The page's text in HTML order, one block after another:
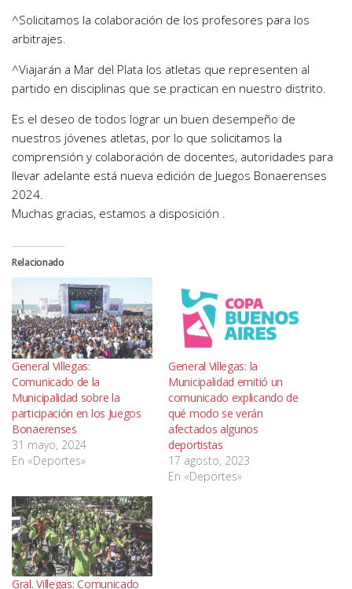
^Solicitamos la colaboración de los profesores para los
arbitrajes.
^Viajarán a Mar del Plata los atletas que representen al
partido en disciplinas que se practican en nuestro distrito.
Es el deseo de todos lograr un buen desempeño de
nuestros jóvenes atletas, por lo que solicitamos la
comprensión y colaboración de docentes, autoridades para
llevar adelante está nueva edición de Juegos Bonaerenses
2024.
Muchas gracias, estamos a disposición .
Relacionado
General Villegas:
Comunicado de la
Municipalidad sobre la
participación en los Juegos
Bonaerenses
31 mayo, 2024
En «Deportes»
General Villegas: la
Municipalidad emitió un
comunicado explicando de
qué modo se verán
afectados algunos
deportistas
17 agosto, 2023
En «Deportes»
Gral. Villegas: Comunicado